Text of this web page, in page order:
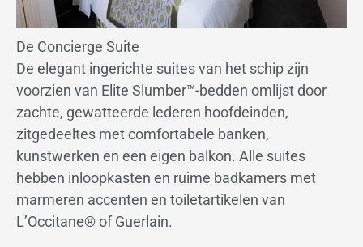
De Concierge Suite
De elegant ingerichte suites van het schip zijn
voorzien van Elite Slumber™-bedden omlijst door
zachte, gewatteerde lederen hoofdeinden,
zitgedeeltes met comfortabele banken,
kunstwerken en een eigen balkon. Alle suites
hebben inloopkasten en ruime badkamers met
marmeren accenten en toiletartikelen van
L’Occitane® of Guerlain.